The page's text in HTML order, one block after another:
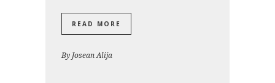
READ MORE
By Josean Alija